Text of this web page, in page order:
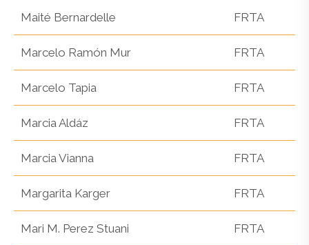
Maité Bernardelle FRTA
Marcelo Ramón Mur FRTA
Marcelo Tapia FRTA
Marcia Aldáz FRTA
Marcia Vianna FRTA
Margarita Karger FRTA
Mari M. Perez Stuani FRTA